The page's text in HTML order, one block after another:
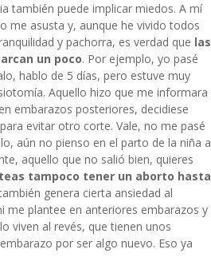
también puede implicar miedos. A mí
me asusta y, aunque he vivido todos
y pachorra, es verdad que las
un poco. Por ejemplo, yo pasé
hablo de 5 días, pero estuve muy
Aquello hizo que me informara
embarazos posteriores, decidiese
evitar otro corte. Vale, no me pasé
aún no pienso en el parto de la niña a
aquello que no salió bien, quieres
tampoco tener un aborto hasta
genera cierta ansiedad al
me plantee en anteriores embarazos y
viven al revés, que tienen unos
por ser algo nuevo. Eso ya